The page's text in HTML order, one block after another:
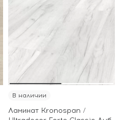
В наличии
Ламинат Kronospan /